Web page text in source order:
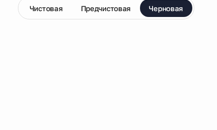
Чистовая Предчистовая Черновая